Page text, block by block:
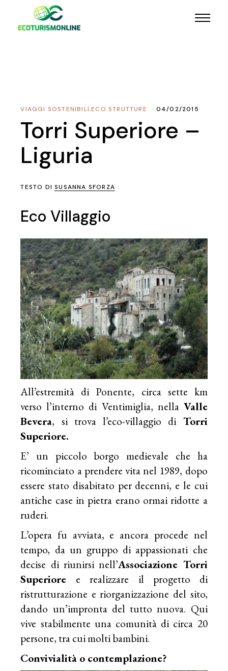
ECO STRUTTURE
,
VIAGGI SOSTENIBILI 04/02/2015
Torri Superiore –
Liguria
TESTO DISUSANNA SFORZA
Eco Villaggio
All’estremità di Ponente, circa sette km
verso l’interno di Ventimiglia, nella Valle
Bevera, si trova l’eco-villaggio di Torri
Superiore.
E’ un piccolo borgo medievale che ha
ricominciato a prendere vita nel 1989, dopo
essere stato disabitato per decenni, e le cui
antiche case in pietra erano ormai ridotte a
ruderi.
L’opera fu avviata, e ancora procede nel
tempo, da un gruppo di appassionati che
decise di riunirsi nell’Associazione Torri
Superiore e realizzare il progetto di
ristrutturazione e riorganizzazione del sito,
dando un’impronta del tutto nuova. Qui
vive stabilmente una comunità di circa 20
persone, tra cui molti bambini.
Convivialità o contemplazione?